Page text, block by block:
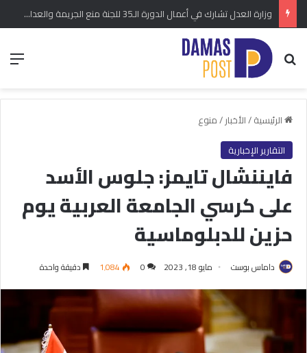
وزارة العدل تشارك في أعمال الدورة الـ35 للجنة منع الجريمة والعدالة الجنائية في فيينا
بحث عن
الرئيسية/الأخبار/منوع
التقارير الإخبارية
فايننشال تايمز: جلوس الأسد
على كرسي الجامعة العربية يوم
حزين للدبلوماسية
داماس بوست مايو 18, 2023 0 1٬084 دقيقة واحدة